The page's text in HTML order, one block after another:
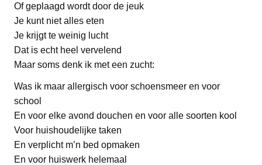
Of geplaagd wordt door de jeuk
Je kunt niet alles eten
Je krijgt te weinig lucht
Dat is echt heel vervelend
Maar soms denk ik met een zucht:
Was ik maar allergisch voor schoensmeer en voor
school
En voor elke avond douchen en voor alle soorten kool
Voor huishoudelijke taken
En verplicht m’n bed opmaken
En voor huiswerk helemaal